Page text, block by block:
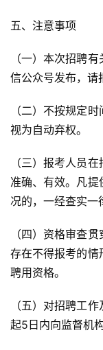
五、注意事项
（一）本次招聘
信公众号发布，请
（二）不按规定
视为自动弃权。
（三）报考人员
准确、有效。凡
况的，一经查实一
（四）资格审查
存在不得报考的情
聘用资格。
（五）对招聘工
起5日内向监督机